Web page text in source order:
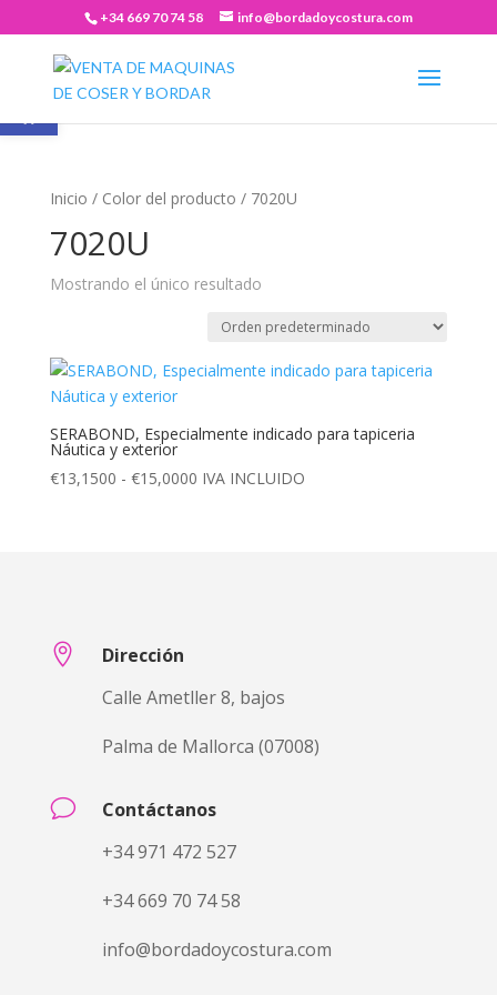
Abrir barra de herramientas
+34 669 70 74 58 info@bordadoycostura.com
Inicio / Color del producto / 7020U
7020U
Mostrando el único resultado
SERABOND, Especialmente indicado para tapiceria
Náutica y exterior
€13,1500 - €15,0000Rango
IVA INCLUIDO

Dirección
Calle Ametller 8, bajos
Palma de Mallorca (07008)
v
Contáctanos
+34 971 472 527
+34 669 70 74 58
info@bordadoycostura.com